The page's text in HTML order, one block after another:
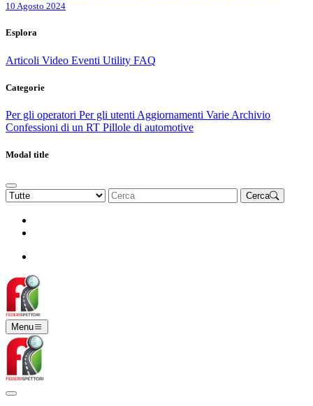
10 Agosto 2024
Esplora
Articoli Video Eventi Utility FAQ
Categorie
Per gli operatori Per gli utenti Aggiornamenti Varie Archivio
Confessioni di un RT Pillole di automotive
Modal title
Cerca
Menu